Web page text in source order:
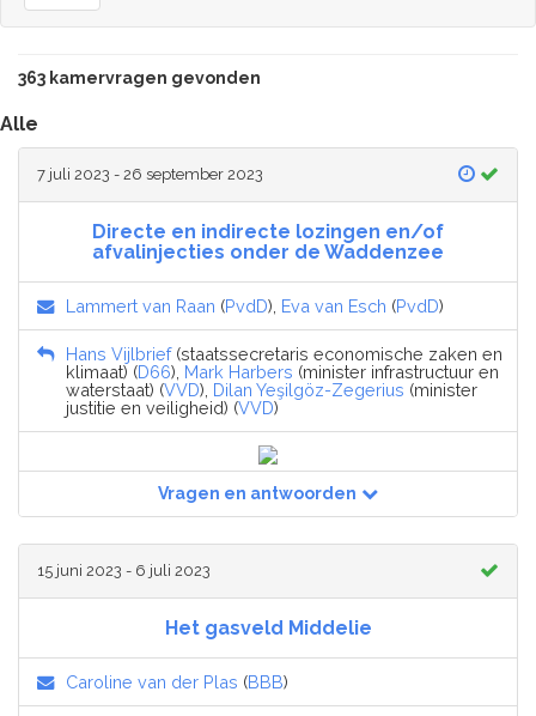
363 kamervragen gevonden
Alle
7 juli 2023 - 26 september 2023
Directe en indirecte lozingen en/of
afvalinjecties onder de Waddenzee
Lammert van Raan (PvdD), Eva van Esch (PvdD)
Hans Vijlbrief(staatssecretaris economische zaken en
klimaat) (D66), Mark Harbers (minister infrastructuur en
waterstaat) (VVD), Dilan Yeşilgöz-Zegerius (minister
justitie en veiligheid) (VVD)
Vragen en antwoorden
15 juni 2023 - 6 juli 2023
Het gasveld Middelie
Caroline van der Plas (BBB)